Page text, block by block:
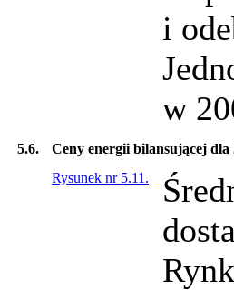
i
w
5.6.
Ceny energii bilansującej
Rysunek nr 5.11.